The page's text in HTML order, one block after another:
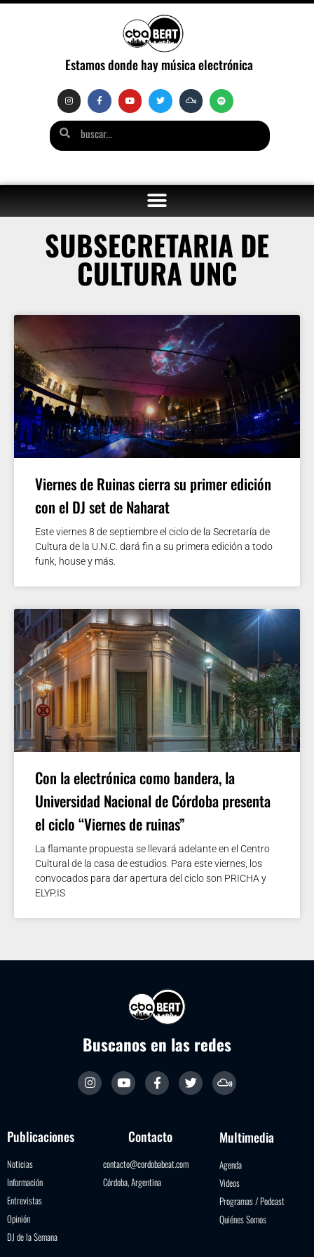
Estamos donde hay música electrónica
SUBSECRETARIA DE
CULTURA UNC
Viernes de Ruinas cierra su primer edición
con el DJ set de Naharat
Este viernes 8 de septiembre el ciclo de la Secretaría de
Cultura de la U.N.C. dará fin a su primera edición a todo
funk, house y más.
Con la electrónica como bandera, la
Universidad Nacional de Córdoba presenta
el ciclo “Viernes de ruinas”
La flamante propuesta se llevará adelante en el Centro
Cultural de la casa de estudios. Para este viernes, los
convocados para dar apertura del ciclo son PRICHA y
ELYP.IS
Buscanos en las redes
Publicaciones
Noticias
Información
Entrevistas
Opinión
DJ de la Semana
Contacto
contacto@cordobabeat.com
Córdoba, Argentina
Multimedia
Agenda
Videos
Programas / Podcast
Quiénes Somos